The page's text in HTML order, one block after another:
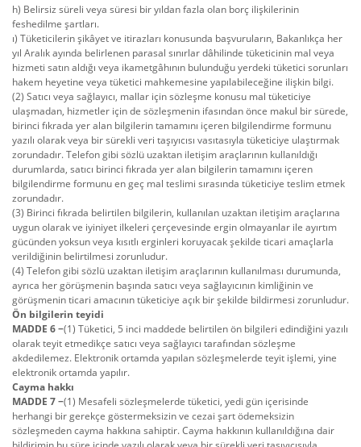
h) Belirsiz süreli veya süresi bir yıldan fazla olan borç ilişkilerinin
feshedilme şartları.
ı) Tüketicilerin şikâyet ve itirazları konusunda başvuruların, Bakanlıkça her
yıl Aralık ayında belirlenen parasal sınırlar dâhilinde tüketicinin mal veya
hizmeti satın aldığı veya ikametgâhının bulunduğu yerdeki tüketici sorunları
hakem heyetine veya tüketici mahkemesine yapılabileceğine ilişkin bilgi.
(2) Satıcı veya sağlayıcı, mallar için sözleşme konusu mal tüketiciye
ulaşmadan, hizmetler için de sözleşmenin ifasından önce makul bir sürede,
birinci fıkrada yer alan bilgilerin tamamını içeren bilgilendirme formunu
yazılı olarak veya bir sürekli veri taşıyıcısı vasıtasıyla tüketiciye ulaştırmak
zorundadır. Telefon gibi sözlü uzaktan iletişim araçlarının kullanıldığı
durumlarda, satıcı birinci fıkrada yer alan bilgilerin tamamını içeren
bilgilendirme formunu en geç mal teslimi sırasında tüketiciye teslim etmek
zorundadır.
(3) Birinci fıkrada belirtilen bilgilerin, kullanılan uzaktan iletişim araçlarına
uygun olarak ve iyiniyet ilkeleri çerçevesinde ergin olmayanlar ile ayırtım
gücünden yoksun veya kısıtlı erginleri koruyacak şekilde ticari amaçlarla
verildiğinin belirtilmesi zorunludur.
(4) Telefon gibi sözlü uzaktan iletişim araçlarının kullanılması durumunda,
ayrıca her görüşmenin başında satıcı veya sağlayıcının kimliğinin ve
görüşmenin ticari amacının tüketiciye açık bir şekilde bildirmesi zorunludur.
Ön bilgilerin teyidi
MADDE 6 −(1) Tüketici, 5 inci maddede belirtilen ön bilgileri edindiğini yazılı
olarak teyit etmedikçe satıcı veya sağlayıcı tarafından sözleşme
akdedilemez. Elektronik ortamda yapılan sözleşmelerde teyit işlemi, yine
elektronik ortamda yapılır.
Cayma hakkı
MADDE 7 −(1) Mesafeli sözleşmelerde tüketici, yedi gün içerisinde
herhangi bir gerekçe göstermeksizin ve cezai şart ödemeksizin
sözleşmeden cayma hakkına sahiptir. Cayma hakkının kullanıldığına dair